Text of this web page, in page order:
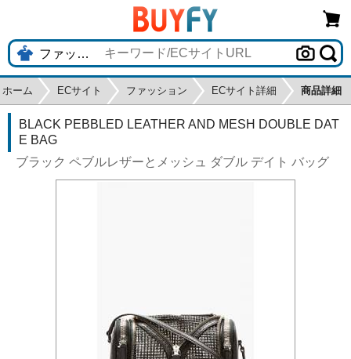
ホーム ECサイト ファッション ECサイト詳細 商品詳細
BLACK PEBBLED LEATHER AND MESH DOUBLE DAT
E BAG
ブラック ペブルレザーとメッシュ ダブル デイト バッグ